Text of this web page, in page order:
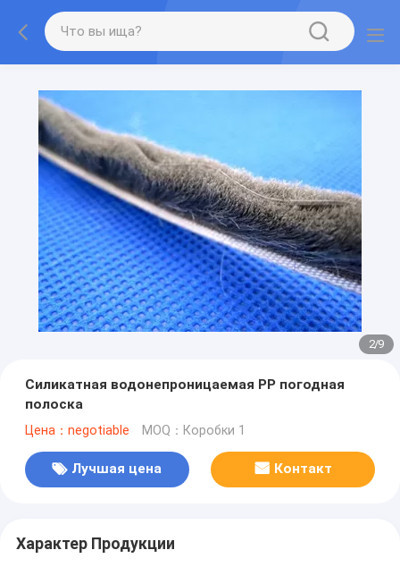
2/9
Силикатная водонепроницаемая PP погодная
полоска
Цена：negotiable MOQ：Коробки 1
Лучшая цена Контакт
Характер Продукции